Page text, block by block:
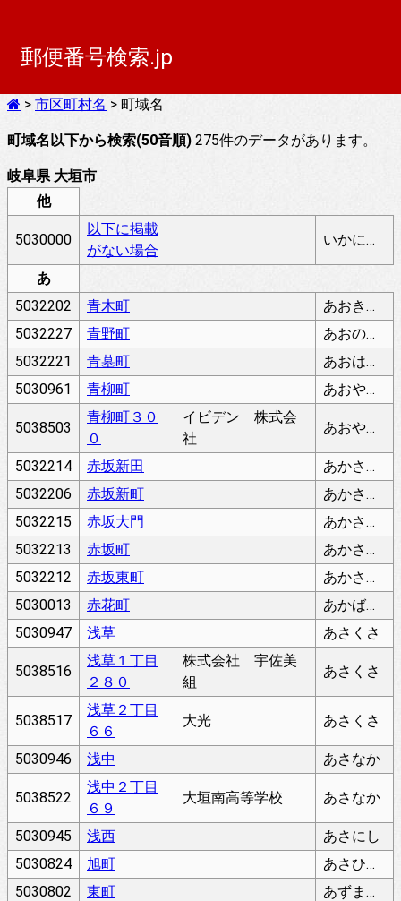
郵便番号検索.jp
> 市区町村名 > 町域名
町域名以下から検索(50音順) 275件のデータがあります。
岐阜県 大垣市
他
5030000
以下に掲載
がない場合
いかにけいさいがないばあい
あ
5032202
青木町
あおきちょう
5032227
青野町
あおのちょう
5032221
青墓町
あおはかちょう
5030961
青柳町 あおやなぎちょう
5038503
青柳町３０
０
イビデン 株式会
社
あおやなぎちょう
5032214 赤坂新田
あかさかしんでん
5032206
赤坂新町
あかさかしんまち
5032215
赤坂大門
あかさかだいもん
5032213
赤坂町
あかさかちょう
5032212
赤坂東町
あかさかひがしまち
5030013
赤花町
あかばなちょう
5030947
浅草 あさくさ
5038516
浅草１丁目
２８０
株式会社 宇佐美
組
あさくさ
5038517
浅草２丁目
６６
大光 あさくさ
5030946 浅中 あさなか
5038522
浅中２丁目
６９
大垣南高等学校 あさなか
5030945 浅西
あさにし
5030824
旭町
あさひまち
5030802
東町
あずまちょう